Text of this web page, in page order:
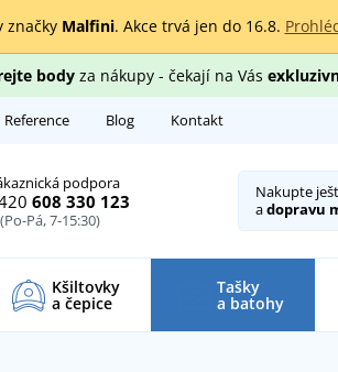
značky Malfini. Akce trvá jen do 16.8.
bodyza nákupy - čekají na Vás
Reference Blog Kontakt
podpora
608 330 123
(Po-Pá, 7-15:30)
Nakupte
adopravu
Kšiltovky
a čepice
Tašky
a batohy